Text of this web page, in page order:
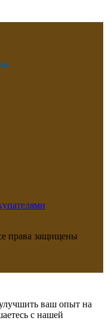
права защищены
ваш опыт на
с нашей